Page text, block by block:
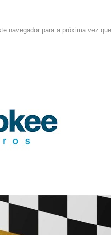
navegador para a próxima vez que